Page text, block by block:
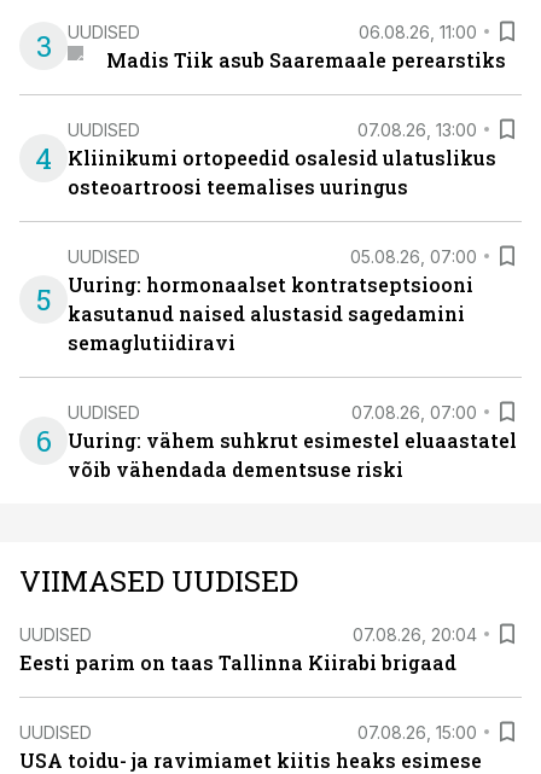
3 UUDISED 06.08.26, 11:00
Madis Tiik asub Saaremaale perearstiks
4
UUDISED 07.08.26, 13:00
Kliinikumi ortopeedid osalesid ulatuslikus
osteoartroosi teemalises uuringus
5
UUDISED 05.08.26, 07:00
Uuring: hormonaalset kontratseptsiooni
kasutanud naised alustasid sagedamini
semaglutiidiravi
6
UUDISED 07.08.26, 07:00
Uuring: vähem suhkrut esimestel eluaastatel
võib vähendada dementsuse riski
VIIMASED UUDISED
UUDISED 07.08.26, 20:04
Eesti parim on taas Tallinna Kiirabi brigaad
UUDISED 07.08.26, 15:00
USA toidu- ja ravimiamet kiitis heaks esimese